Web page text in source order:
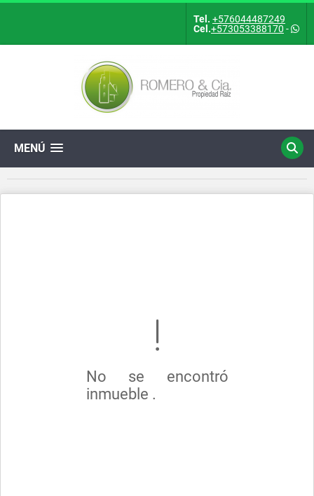
Tel. +576044487249
Cel.+573053388170 -
MENÚ
No se encontró
inmueble .